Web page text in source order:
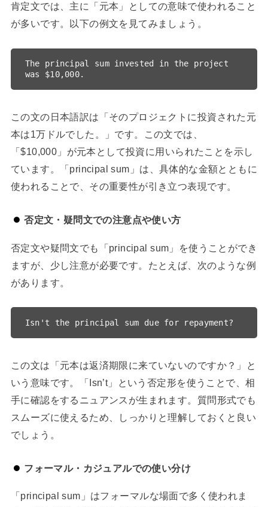
肯定文では、主に「元本」としての意味で使われること
が多いです。以下の例文を見てみましょう。
The principal sum invested in the project
この文の日本語訳は「そのプロジェクトに投資された元
本は1万ドルでした。」です。この文では、
「$10,000」が元本として投資に用いられたことを示し
ています。「principal sum」は、具体的な金額とともに
使われることで、その重要性が引き立つ表現です。
否定文・疑問文での注意点や使い方
否定文や疑問文でも「principal sum」を使うことができ
ますが、少し注意が必要です。たとえば、次のような例
があります。
この文は「元本は返済期限に来ていないのですか？」と
いう意味です。「Isn’t」という否定形を使うことで、相
手に確認をするニュアンスが生まれます。質問形式でも
スムーズに使えるため、しっかりと理解しておくと良い
でしょう。
フォーマル・カジュアルでの使い分け
「principal sum」はフォーマルな場面で多く使われま